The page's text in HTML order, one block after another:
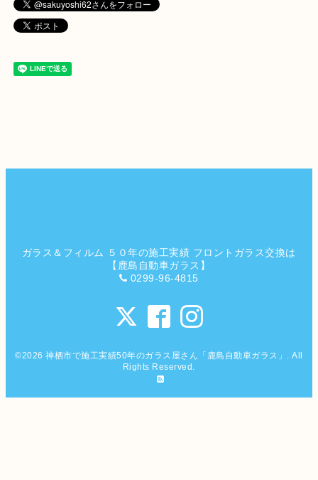
ガラス＆フィルム ５０年の施工実績 フロントガラス交換は
【鹿島自動車ガラス】
0299-96-4815
©2026神栖市で施工実績50年のガラス屋さん「鹿島自動車ガラス」
. All
Rights Reserved.